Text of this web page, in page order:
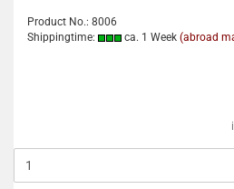
Product No.: 8006
Shippingtime:
ca. 1 Week (abroad